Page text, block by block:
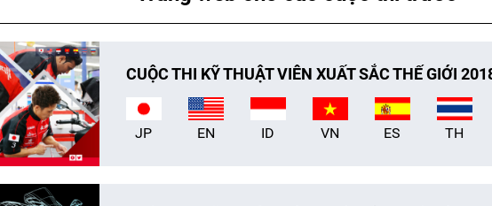
CUỘC THI KỸ THUẬT VIÊN XUẤT SẮC THẾ GIỚI
JP EN ID VN ES TH